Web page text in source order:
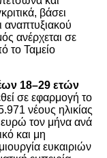
βάσει
αναπτυξιακού
ανέρχεται σε
το Ταμείο
18–29 ετών
σε εφαρμογή το
νέους ηλικίας
τον μήνα ανά
και μη
ευκαιριών